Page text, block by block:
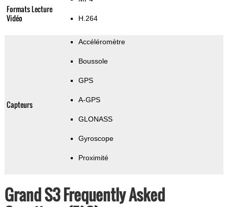
Formats Lecture
Vidéo
H.264
Capteurs
Accéléromètre
Boussole
GPS
A-GPS
GLONASS
Gyroscope
Proximité
Grand S3 Frequently Asked